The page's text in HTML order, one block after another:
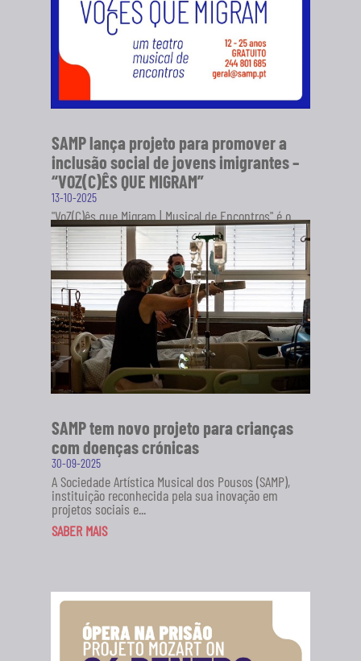
SAMP lança projeto para promover a
inclusão social de jovens imigrantes –
“VOZ(C)ÊS QUE MIGRAM”
13-10-2025
"VoZ(C)ês que Migram | Musical de Encontros" é o
novo projeto da Sociedade Artística Musical dos
Pousos (SAMP), em...
SABER MAIS
SAMP tem novo projeto para crianças
com doenças crónicas
30-09-2025
A Sociedade Artística Musical dos Pousos (SAMP),
instituição reconhecida pela sua inovação em
projetos sociais e...
SABER MAIS